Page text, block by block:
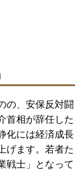
の、安保反対闘
首相が辞任した
化には経済成長
げます。若者た
戦士」となって